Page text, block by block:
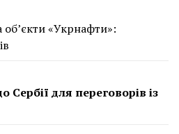
«Укрнафти»:
для переговорів із